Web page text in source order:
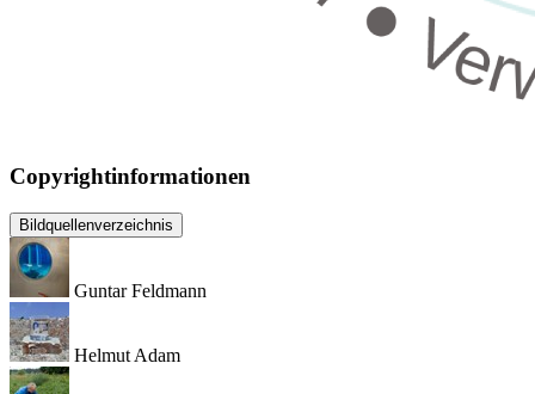
Copyrightinformationen
Bildquellenverzeichnis
Guntar Feldmann
Helmut Adam